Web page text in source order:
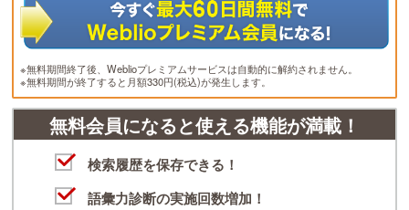
※無料期間終了後、Weblioプレミアムサービスは自動的に解約されません。
※無料期間が終了すると月額330円(税込)が発生します。
無料会員になると使える機能が満載！
検索履歴を保存できる！
語彙力診断の実施回数増加！